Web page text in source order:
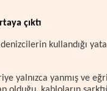
çıktı
kullandığı
yalnızca yanmış ve